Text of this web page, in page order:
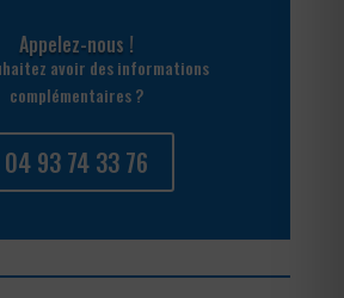
Appelez-nous !
avoir des informations
complémentaires ?
04 93 74 33 76